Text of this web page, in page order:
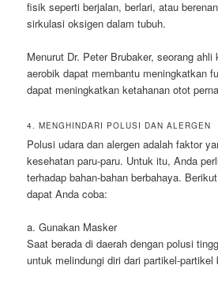
fisik seperti berjalan, berlari, atau
sirkulasi oksigen dalam tubuh.
Menurut Dr. Peter Brubaker, seorang ahli
aerobik dapat membantu meningkatkan
dapat meningkatkan ketahanan otot
4. MENGHINDARI POLUSI DAN ALERGEN
Polusi udara dan alergen adalah faktor
kesehatan paru-paru. Untuk itu, Anda
terhadap bahan-bahan berbahaya.
dapat Anda coba:
a. Gunakan Masker
Saat berada di daerah dengan polusi
untuk melindungi diri dari partikel-partikel